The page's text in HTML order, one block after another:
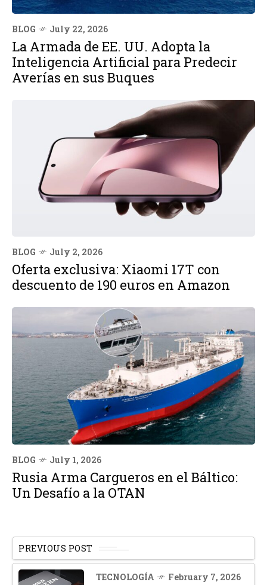
BLOG July 22, 2026
La Armada de EE. UU. Adopta la
Inteligencia Artificial para Predecir
Averías en sus Buques
BLOG July 2, 2026
Oferta exclusiva: Xiaomi 17T con
descuento de 190 euros en Amazon
BLOG July 1, 2026
Rusia Arma Cargueros en el Báltico:
Un Desafío a la OTAN
PREVIOUS POST
TECNOLOGÍA February 7, 2026